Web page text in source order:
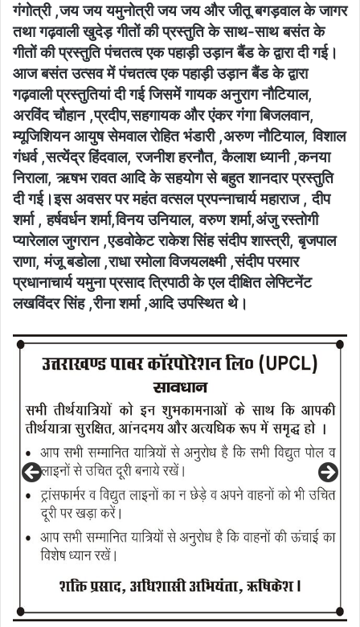
गंगोत्री ,जय जय यमुनोत्री जय जय और जीतू बगड़वाल के जागर
तथा गढ़वाली खुदेड़ गीतों की प्रस्तुति के साथ-साथ बसंत के
गीतों की प्रस्तुति पंचतत्व एक पहाड़ी उड़ान बैंड के द्वारा दी गई।
आज बसंत उत्सव में पंचतत्व एक पहाड़ी उड़ान बैंड के द्वारा
गढ़वाली प्रस्तुतियां दी गई जिसमें गायक अनुराग नौटियाल,
अरविंद चौहान ,प्रदीप,सहगायक और एंकर गंगा बिजलवान,
म्यूजिशियन आयुष सेमवाल रोहित भंडारी ,अरुण नौटियाल, विशाल
गंधर्व ,सत्येंद्र हिंदवाल, रजनीश हरनौत, कैलाश ध्यानी ,कनया
निराला, ऋषभ रावत आदि के सहयोग से बहुत शानदार प्रस्तुति
दी गई।इस अवसर पर महंत वत्सल प्रपन्नाचार्य महाराज , दीप
शर्मा , हर्षवर्धन शर्मा,विनय उनियाल, वरुण शर्मा,अंजु रस्तोगी
प्यारेलाल जुगरान ,एडवोकेट राकेश सिंह संदीप शास्त्री, बृजपाल
राणा, मंजू बडोला ,राधा रमोला विजयलक्ष्मी ,संदीप परमार
प्रधानाचार्य यमुना प्रसाद त्रिपाठी के एल दीक्षित लेफ्टिनेंट
लखविंदर सिंह ,रीना शर्मा ,आदि उपस्थित थे।